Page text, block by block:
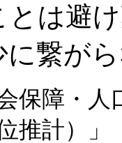
とは避
に繋が
保障・
推計）」